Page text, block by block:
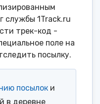
службы 1Track.ru
трек-код -
поле на
посылку.
посылок и
в деревне